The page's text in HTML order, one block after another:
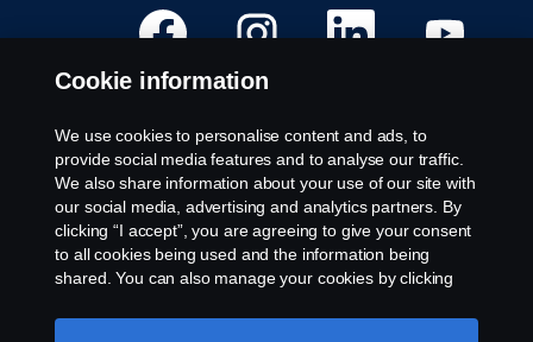
p
e
s
n
e
w
t
a
b
p
e
s
i
n
e
w
t
a
b
O
e
n
e
w
t
a
b
e
a
n
e
w
t
a
b
Available Positions
Career locations
Contact us
About Scania
Legal notice
Cookie information
We use cookies to personalise content and ads, to
provide social media features and to analyse our traffic.
We also share information about your use of our site with
our social media, advertising and analytics partners. By
clicking “I accept”, you are agreeing to give your consent
to all cookies being used and the information being
shared. You can also manage your cookies by clicking
like to accept. For a more detailed explanation of how we